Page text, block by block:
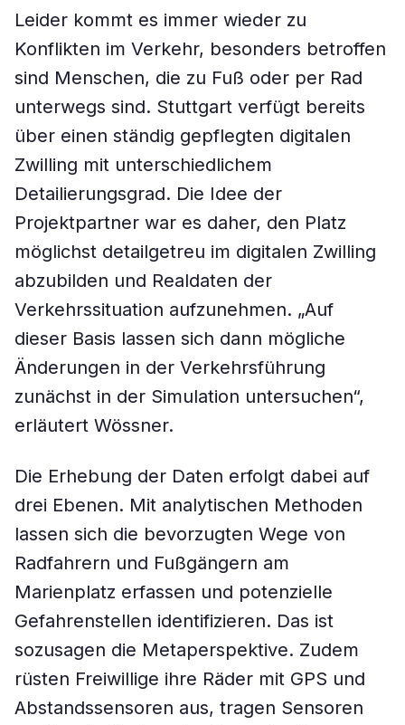
Leider kommt es immer wieder zu
Konflikten im Verkehr, besonders betroffen
sind Menschen, die zu Fuß oder per Rad
unterwegs sind. Stuttgart verfügt bereits
über einen ständig gepflegten digitalen
Zwilling mit unterschiedlichem
Detailierungsgrad. Die Idee der
Projektpartner war es daher, den Platz
möglichst detailgetreu im digitalen Zwilling
abzubilden und Realdaten der
Verkehrssituation aufzunehmen. „Auf
dieser Basis lassen sich dann mögliche
Änderungen in der Verkehrsführung
zunächst in der Simulation untersuchen“,
erläutert Wössner.
Die Erhebung der Daten erfolgt dabei auf
drei Ebenen. Mit analytischen Methoden
lassen sich die bevorzugten Wege von
Radfahrern und Fußgängern am
Marienplatz erfassen und potenzielle
Gefahrenstellen identifizieren. Das ist
sozusagen die Metaperspektive. Zudem
rüsten Freiwillige ihre Räder mit GPS und
Abstandssensoren aus, tragen Sensoren